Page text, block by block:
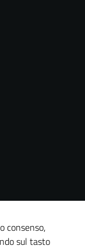
consenso,
sul tasto